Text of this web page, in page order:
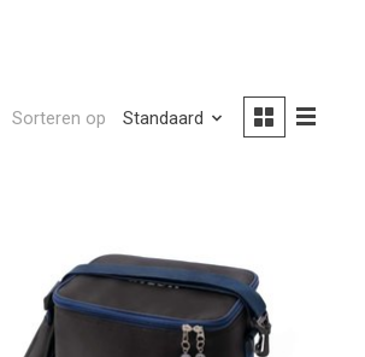
Sorteren op Standaard